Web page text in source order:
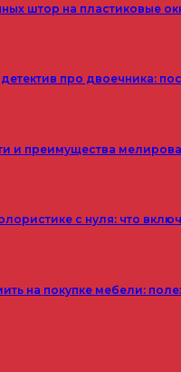
штор на пластиковые
про двоечника:
и преимущества
с нуля: что
на покупке мебели: